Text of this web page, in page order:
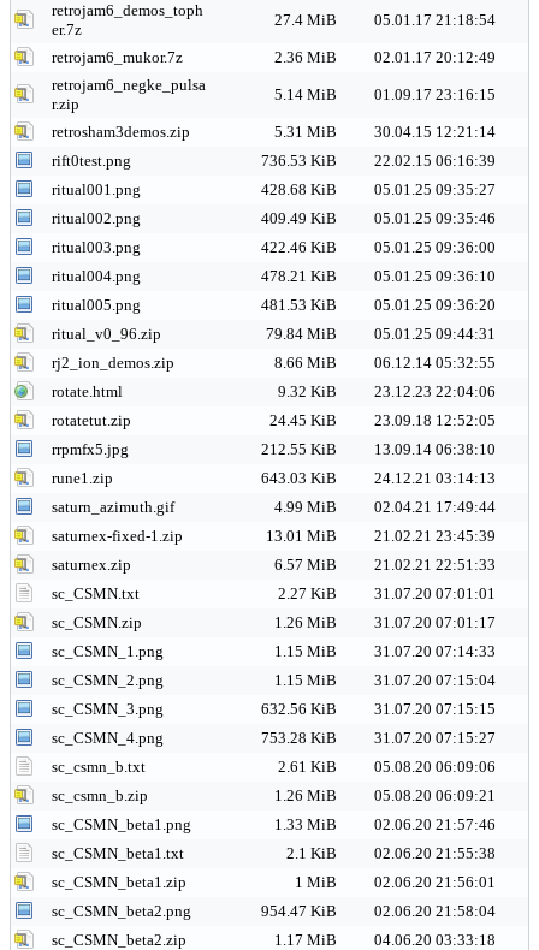
retrojam6_demos_toph
er.7z
27.4 MiB 05.01.17 21:18:54
retrojam6_mukor.7z 2.36 MiB
02.01.17 20:12:49
retrojam6_negke_pulsa
r.zip
5.14 MiB 01.09.17 23:16:15
retrosham3demos.zip 5.31 MiB
30.04.15 12:21:14
rift0test.png
736.53 KiB
22.02.15 06:16:39
ritual001.png
428.68 KiB
05.01.25 09:35:27
ritual002.png
409.49 KiB
05.01.25 09:35:46
ritual003.png
422.46 KiB
05.01.25 09:36:00
ritual004.png
478.21 KiB
05.01.25 09:36:10
ritual005.png
481.53 KiB
05.01.25 09:36:20
ritual_v0_96.zip
79.84 MiB
05.01.25 09:44:31
rj2_ion_demos.zip
8.66 MiB
06.12.14 05:32:55
rotate.html
9.32 KiB
23.12.23 22:04:06
rotatetut.zip
24.45 KiB
23.09.18 12:52:05
rrpmfx5.jpg
212.55 KiB
13.09.14 06:38:10
rune1.zip
643.03 KiB
24.12.21 03:14:13
saturn_azimuth.gif
4.99 MiB
02.04.21 17:49:44
saturnex-fixed-1.zip
13.01 MiB
21.02.21 23:45:39
saturnex.zip
6.57 MiB
21.02.21 22:51:33
sc_CSMN.txt
2.27 KiB
31.07.20 07:01:01
sc_CSMN.zip
1.26 MiB
31.07.20 07:01:17
sc_CSMN_1.png
1.15 MiB
31.07.20 07:14:33
sc_CSMN_2.png
1.15 MiB
31.07.20 07:15:04
sc_CSMN_3.png
632.56 KiB
31.07.20 07:15:15
sc_CSMN_4.png
753.28 KiB
31.07.20 07:15:27
sc_csmn_b.txt
2.61 KiB
05.08.20 06:09:06
sc_csmn_b.zip
1.26 MiB
05.08.20 06:09:21
sc_CSMN_beta1.png
1.33 MiB
02.06.20 21:57:46
sc_CSMN_beta1.txt
2.1 KiB
02.06.20 21:55:38
sc_CSMN_beta1.zip
1 MiB
02.06.20 21:56:01
sc_CSMN_beta2.png
954.47 KiB
02.06.20 21:58:04
sc_CSMN_beta2.zip
1.17 MiB
04.06.20 03:33:18